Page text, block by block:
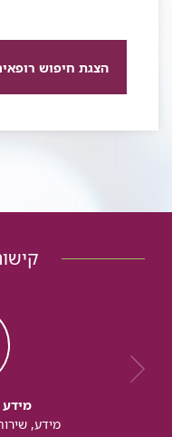
הצגת חיפוש
מידע,